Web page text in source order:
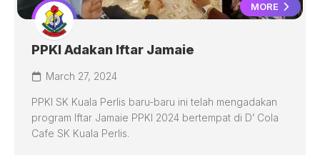
MORE
PPKI Adakan Iftar Jamaie
March 27, 2024
PPKI SK Kuala Perlis baru-baru ini telah mengadakan
program Iftar Jamaie PPKI 2024 bertempat di D’ Cola
Cafe SK Kuala Perlis.